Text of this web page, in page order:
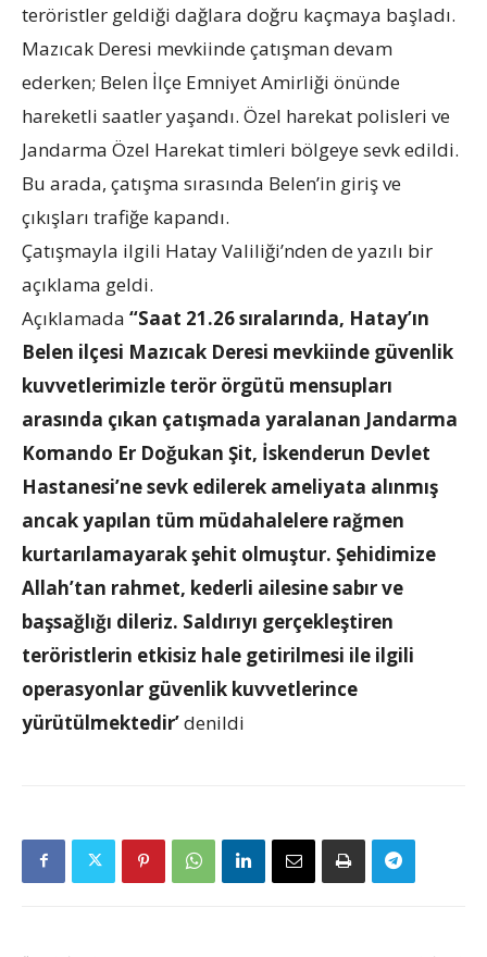
teröristler geldiği dağlara doğru kaçmaya başladı.
Mazıcak Deresi mevkiinde çatışman devam
ederken; Belen İlçe Emniyet Amirliği önünde
hareketli saatler yaşandı. Özel harekat polisleri ve
Jandarma Özel Harekat timleri bölgeye sevk edildi.
Bu arada, çatışma sırasında Belen’in giriş ve
çıkışları trafiğe kapandı.
Çatışmayla ilgili Hatay Valiliği’nden de yazılı bir
açıklama geldi.
Açıklamada “Saat 21.26 sıralarında, Hatay’ın
Belen ilçesi Mazıcak Deresi mevkiinde güvenlik
kuvvetlerimizle terör örgütü mensupları
arasında çıkan çatışmada yaralanan Jandarma
Komando Er Doğukan Şit, İskenderun Devlet
Hastanesi’ne sevk edilerek ameliyata alınmış
ancak yapılan tüm müdahalelere rağmen
kurtarılamayarak şehit olmuştur. Şehidimize
Allah’tan rahmet, kederli ailesine sabır ve
başsağlığı dileriz. Saldırıyı gerçekleştiren
teröristlerin etkisiz hale getirilmesi ile ilgili
operasyonlar güvenlik kuvvetlerince
yürütülmektedir’denildi